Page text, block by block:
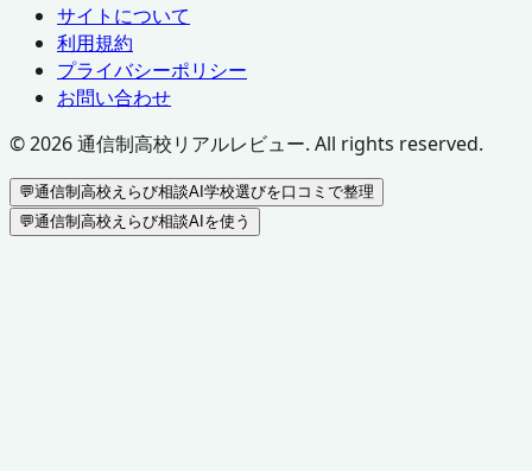
サイトについて
利用規約
プライバシーポリシー
お問い合わせ
©2026通信制高校リアルレビュー. All rights reserved.
💬通信制高校えらび相談AI学校選びを口コミで整理
💬通信制高校えらび相談AIを使う